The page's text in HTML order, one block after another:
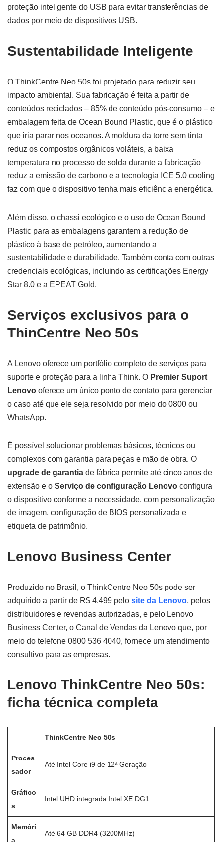
proteção inteligente do USB para evitar transferências de
dados por meio de dispositivos USB.
Sustentabilidade Inteligente
O ThinkCentre Neo 50s foi projetado para reduzir seu
impacto ambiental. Sua fabricação é feita a partir de
conteúdos reciclados – 85% de conteúdo pós-consumo – e
embalagem feita de Ocean Bound Plastic, que é o plástico
que iria parar nos oceanos. A moldura da torre sem tinta
reduz os compostos orgânicos voláteis, a baixa
temperatura no processo de solda durante a fabricação
reduz a emissão de carbono e a tecnologia ICE 5.0 cooling
faz com que o dispositivo tenha mais eficiência energética.
Além disso, o chassi ecológico e o uso de Ocean Bound
Plastic para as embalagens garantem a redução de
plástico à base de petróleo, aumentando a
sustentabilidade e durabilidade. Também conta com outras
credenciais ecológicas, incluindo as certificações Energy
Star 8.0 e a EPEAT Gold.
Serviços exclusivos para o
ThinCentre Neo 50s
A Lenovo oferece um portfólio completo de serviços para
suporte e proteção para a linha Think. O Premier Suport
Lenovo oferece um único ponto de contato para gerenciar
o caso até que ele seja resolvido por meio do 0800 ou
WhatsApp.
É possível solucionar problemas básicos, técnicos ou
complexos com garantia para peças e mão de obra. O
upgrade de garantia de fábrica permite até cinco anos de
extensão e o Serviço de configuração Lenovo configura
o dispositivo conforme a necessidade, com personalização
de imagem, configuração de BIOS personalizada e
etiqueta de patrimônio.
Lenovo Business Center
Produzido no Brasil, o ThinkCentre Neo 50s pode ser
adquirido a partir de R$ 4.499 pelo site da Lenovo, pelos
distribuidores e revendas autorizadas, e pelo Lenovo
Business Center, o Canal de Vendas da Lenovo que, por
meio do telefone 0800 536 4040, fornece um atendimento
consultivo para as empresas.
Lenovo ThinkCentre Neo 50s:
ficha técnica completa
ThinkCentre Neo 50s
Proces
sador
Até Intel Core i9 de 12ª Geração
Gráfico
s
Intel UHD integrada Intel XE DG1
Memóri
a
Até 64 GB DDR4 (3200MHz)